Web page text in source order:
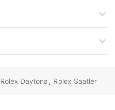
Rolex Daytona , Rolex Saatler